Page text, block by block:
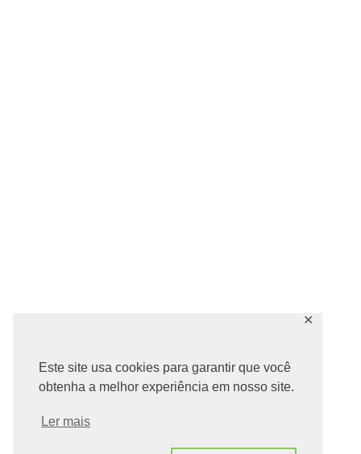
Este site usa cookies para garantir que você
obtenha a melhor experiência em nosso site.
Ler mais
✕